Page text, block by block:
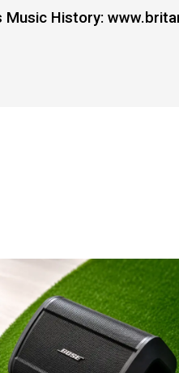
Music History: